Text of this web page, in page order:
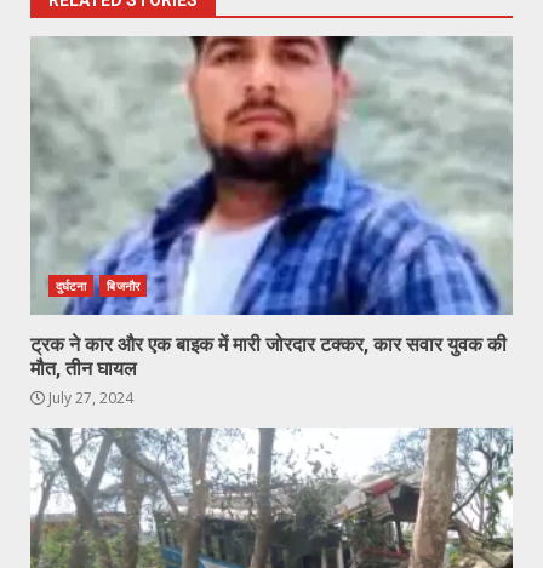
दुर्घटना बिजनौर
ट्रक ने कार और एक बाइक में मारी जोरदार टक्कर, कार सवार युवक की
मौत, तीन घायल
July 27, 2024